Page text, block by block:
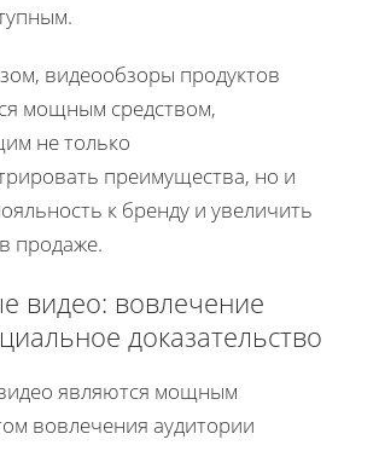
видеообзоры продуктов
мощным средством,
не только
преимущества, но и
к бренду и увеличить
продаже.
видео: вовлечение
доказательство
являются мощным
вовлечения аудитории